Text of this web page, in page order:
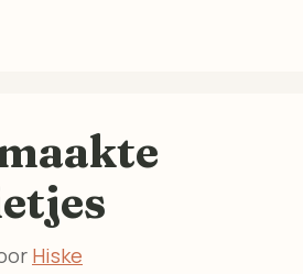
Hiske